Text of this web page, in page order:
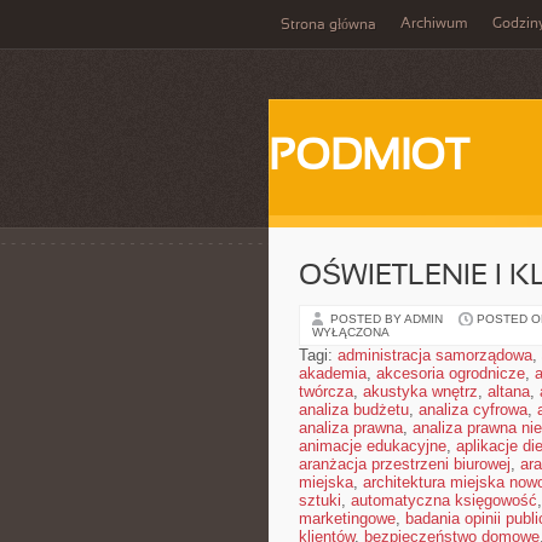
Strona główna Archiwum
PODMIOT
OŚWIETLENIE I
POSTED BY ADMIN POSTED
WYŁĄCZONA
Tagi: administracja samorządowa,
akademia, akcesoria ogrodnicze,
twórcza, akustyka wnętrz, altana,
analiza budżetu, analiza cyfrowa,
analiza prawna, analiza prawna
animacje edukacyjne, aplikacje
aranżacja przestrzeni biurowej,
miejska, architektura miejska
sztuki, automatyczna księgowość,
marketingowe, badania opinii
klientów, bezpieczeństwo domowe,